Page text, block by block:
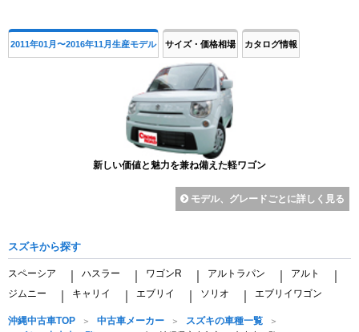
2011年01月〜2016年11月生産モデル サイズ・価格相場 カタログ情報
新しい価値と魅力を兼ね備えた軽ワゴン
モデル、グレードごとに詳しく見る
スズキから探す
スペーシア ハスラー ワゴンR アルトラパン アルト
ジムニー キャリイ エブリイ ソリオ エブリイワゴン
沖縄中古車TOP 中古車メーカー
スズキの車種一覧